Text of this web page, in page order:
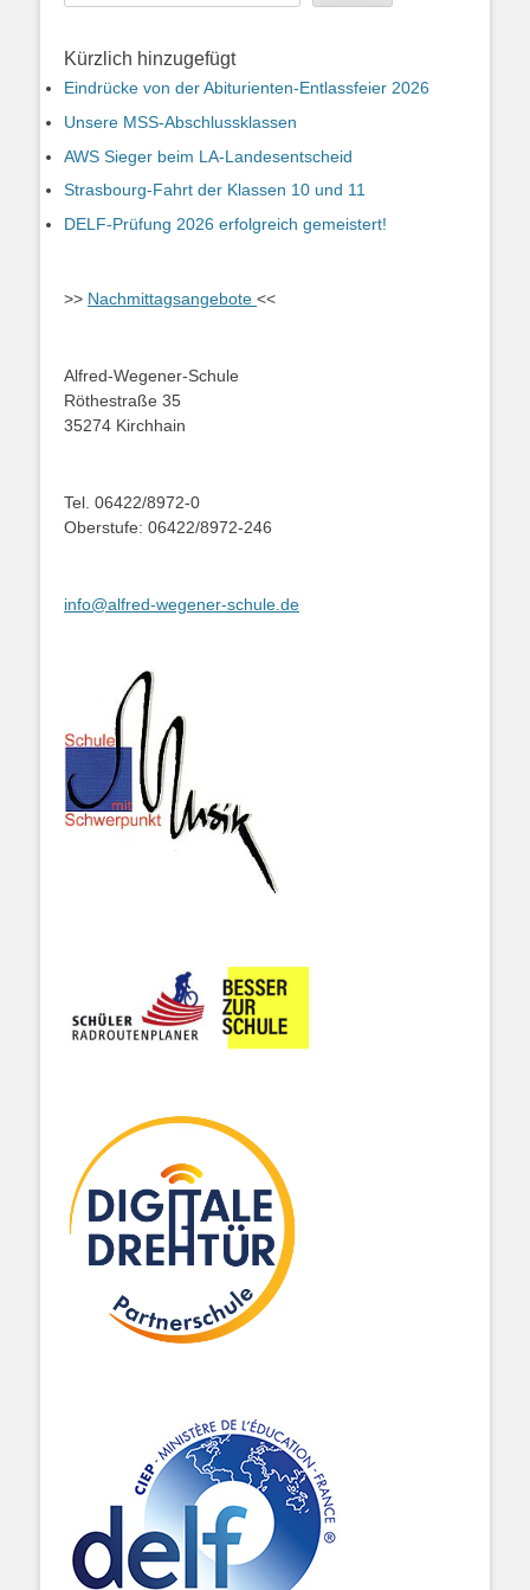
Kürzlich hinzugefügt
Eindrücke von der Abiturienten-Entlassfeier 2026
Unsere MSS-Abschlussklassen
AWS Sieger beim LA-Landesentscheid
Strasbourg-Fahrt der Klassen 10 und 11
DELF-Prüfung 2026 erfolgreich gemeistert!
>> Nachmittagsangebote <<
Alfred-Wegener-Schule
Röthestraße 35
35274 Kirchhain
Tel. 06422/8972-0
Oberstufe: 06422/8972-246
info@alfred-wegener-schule.de